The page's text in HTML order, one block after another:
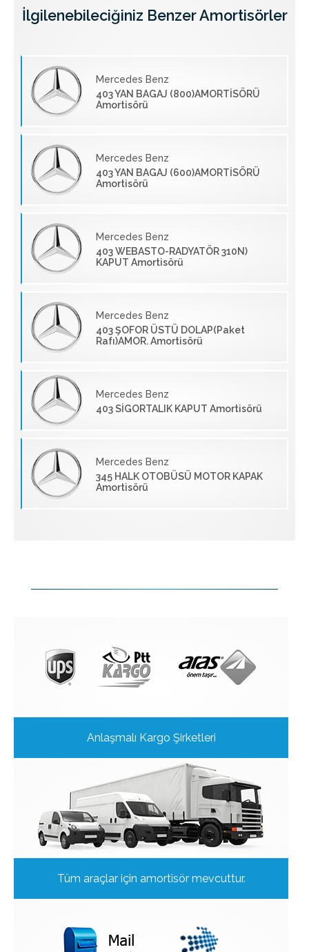
İlgilenebileciğiniz Benzer Amortisörler
Mercedes Benz
403 YAN BAGAJ (800)AMORTİSÖRÜ
Amortisörü
Mercedes Benz
403 YAN BAGAJ (600)AMORTİSÖRÜ
Amortisörü
Mercedes Benz
403 WEBASTO-RADYATÖR 310N)
KAPUT Amortisörü
Mercedes Benz
403 ŞOFOR ÜSTÜ DOLAP(Paket
Rafı)AMOR. Amortisörü
Mercedes Benz
403 SİGORTALIK KAPUT Amortisörü
Mercedes Benz
345 HALK OTOBÜSÜ MOTOR KAPAK
Amortisörü
Anlaşmalı Kargo Şirketleri
Tüm araçlar için amortisör mevcuttur.